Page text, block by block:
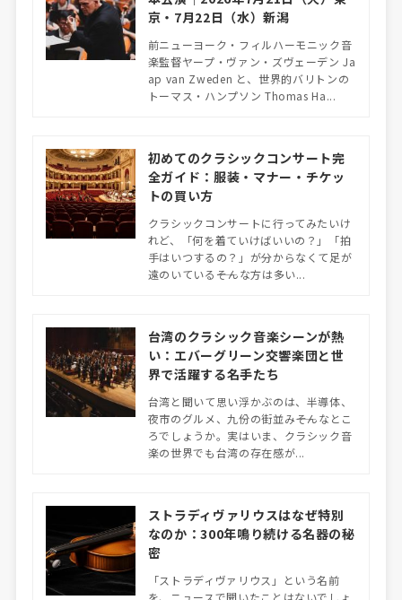
京・7月22日（水）新潟
前ニューヨーク・フィルハーモニック音
楽監督ヤープ・ヴァン・ズヴェーデン Ja
ap van Zweden と、世界的バリトンの
トーマス・ハンプソン Thomas Ha...
初めてのクラシックコンサート完
全ガイド：服装・マナー・チケッ
トの買い方
クラシックコンサートに行ってみたいけ
れど、「何を着ていけばいいの？」「拍
手はいつするの？」が分からなくて足が
遠のいている――そんな方は多い...
台湾のクラシック音楽シーンが熱
い：エバーグリーン交響楽団と世
界で活躍する名手たち
台湾と聞いて思い浮かぶのは、半導体、
夜市のグルメ、九份の街並み――そんなとこ
ろでしょうか。実はいま、クラシック音
楽の世界でも台湾の存在感が...
ストラディヴァリウスはなぜ特別
なのか：300年鳴り続ける名器の秘
密
「ストラディヴァリウス」という名前
を、ニュースで聞いたことはないでしょ